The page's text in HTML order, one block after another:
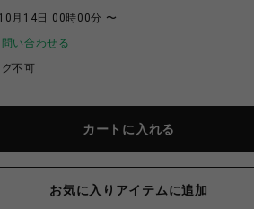
月14日 00時00分 〜
問い合わせる
不可
カートに入れる
お気に入りアイテムに追加